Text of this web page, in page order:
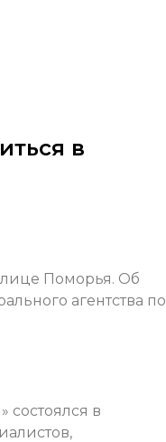
в
Поморья. Об
агентства по
в